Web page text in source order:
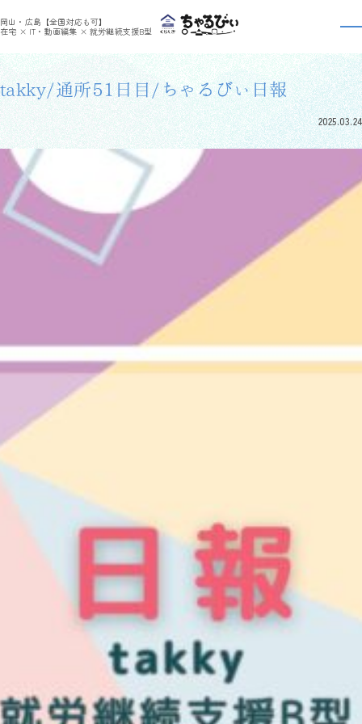
岡山・広島【全国対応も可】
在宅 × IT・動画編集 × 就労継続支援B型
利用者さんの日報 >
利用者さんの日報
takky/通所51日目/ちゃるびぃ日報
2025.03.24